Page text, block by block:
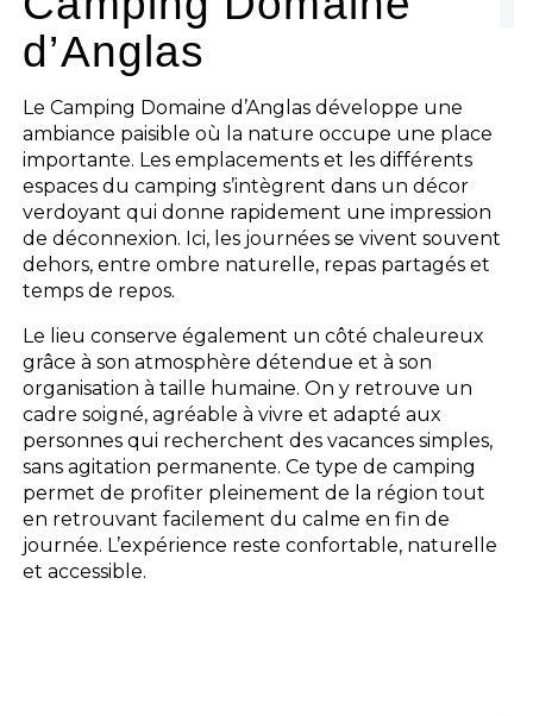
d’Anglas
Le Camping Domaine d’Anglas développe une
ambiance paisible où la nature occupe une place
importante. Les emplacements et les différents
espaces du camping s’intègrent dans un décor
verdoyant qui donne rapidement une impression
de déconnexion. Ici, les journées se vivent souvent
dehors, entre ombre naturelle, repas partagés et
temps de repos.
Le lieu conserve également un côté chaleureux
grâce à son atmosphère détendue et à son
organisation à taille humaine. On y retrouve un
cadre soigné, agréable à vivre et adapté aux
personnes qui recherchent des vacances simples,
sans agitation permanente. Ce type de camping
permet de profiter pleinement de la région tout
en retrouvant facilement du calme en fin de
journée. L’expérience reste confortable, naturelle
et accessible.